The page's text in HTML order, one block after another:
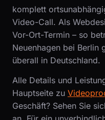
komplett
Video-Call. Als
Vor-Ort-Termin – so
Neuenhagen bei Berlin
überall in Deutschland.
Alle Details und
Hauptseite zu
Geschäft? Sehen Sie